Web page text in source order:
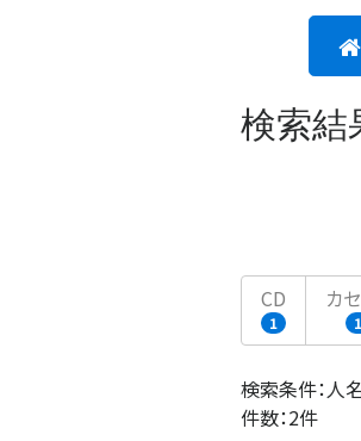
検索結
CD
1
カ
1
検索条件：人
件数：2件